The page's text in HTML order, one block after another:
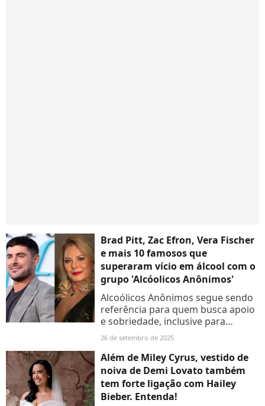
Brad Pitt, Zac Efron, Vera Fischer
e mais 10 famosos que
superaram vício em álcool com o
grupo 'Alcóolicos Anônimos'
Alcoólicos Anônimos segue sendo
referência para quem busca apoio
e sobriedade, inclusive para
celebridades.
26 de setembro de 2025
Além de Miley Cyrus, vestido de
noiva de Demi Lovato também
tem forte ligação com Hailey
Bieber. Entenda!